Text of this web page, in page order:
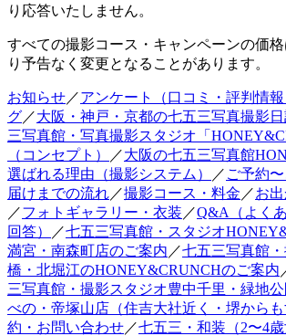
り応答いたしません。
すべての撮影コース・キャンペーンの価
り予告なく変更となることがあります。
お知らせ／アンケート（口コミ・評判情報
グ／大阪・神戸・京都の七五三写真撮影
三写真館・写真撮影スタジオ「
（コンセプト）
／大阪の七五三写真館
選ばれる理由（撮影システム）
／ ご予約
届けまでの流れ／撮影コース・料金 ／お
／フォトギャラリー・衣装 ／Q&A（よく
回答）
／七五三写真館・スタジオ
満宮・南森町店のご案内 ／七五三写真館
橋・北堀江のHONEY&CRUNCHのご案内
三写真館・撮影スタジオ豊中千里・緑地
べの・帝塚山店（住吉大社近く・堺からも
約・お問い合わせ／七五三・和装（2〜4